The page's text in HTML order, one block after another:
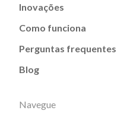
Inovações
Como funciona
Perguntas frequentes
Blog
Navegue